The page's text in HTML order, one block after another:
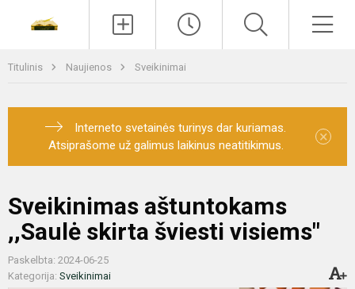
Titulinis Naujienos Sveikinimai
Interneto svetainės turinys dar kuriamas.
Atsiprašome už galimus laikinus neatitikimus.
×
Sveikinimas aštuntokams
,,Saulė skirta šviesti visiems"
Paskelbta: 2024-06-25
Kategorija: Sveikinimai